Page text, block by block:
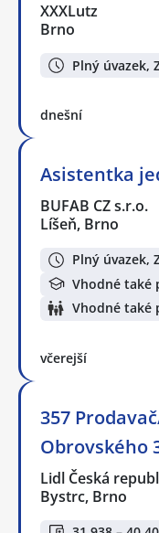
XXXLutz
Brno
Plný úvazek,
dnešní
Asistentka
BUFAB CZ s.r.o.
Líšeň, Brno
Plný úvazek,
Vhodné také
Vhodné také
včerejší
357
Obrovského
Lidl Česká
Bystrc, Brno